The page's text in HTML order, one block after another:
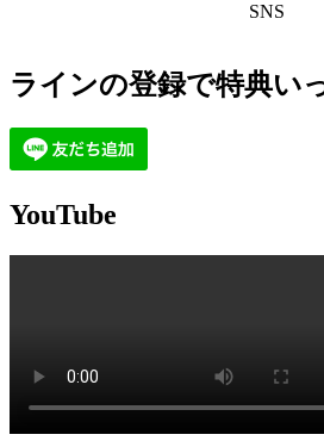
SNS
ラインの登録で特典い
YouTube